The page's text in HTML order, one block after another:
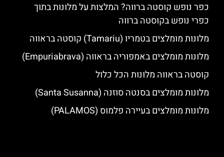
כפר נופש קוסטה ברווה? המלצות על מלונות בתוך
כפרי נופש בקוסטה ברווה
מלונות מומלצים בטמריו (Tamariu) קוסטה בראווה
מלונות מומלצים באמפוריה בראווה (Empuriabrava)
קוסטה בראווה מלונות הכל כלול
מלונות מומלצים בסנטה סוזנה (Santa Susanna)
מלונות מומלצים בעיירה פלמוס (PALAMOS)